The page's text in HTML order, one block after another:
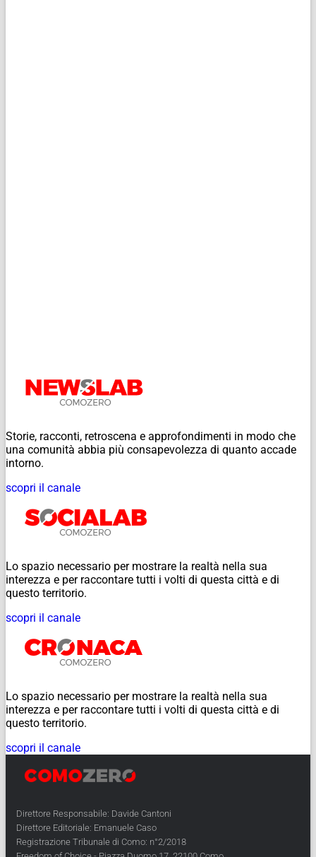
Storie, racconti, retroscena e approfondimenti in modo che
una comunità abbia più consapevolezza di quanto accade
intorno.
scopri il canale
Lo spazio necessario per mostrare la realtà nella sua
interezza e per raccontare tutti i volti di questa città e di
questo territorio.
scopri il canale
Lo spazio necessario per mostrare la realtà nella sua
interezza e per raccontare tutti i volti di questa città e di
questo territorio.
scopri il canale
Direttore Responsabile: Davide Cantoni
Direttore Editoriale: Emanuele Caso
Registrazione Tribunale di Como: n°2/2018